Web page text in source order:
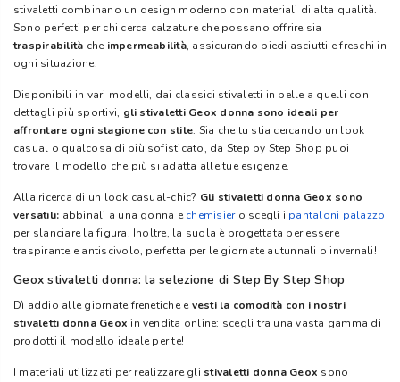
stivaletti combinano un design moderno con materiali di alta qualità.
Sono perfetti per chi cerca calzature che possano offrire sia
traspirabilità che impermeabilità, assicurando piedi asciutti e freschi in
ogni situazione.
Disponibili in vari modelli, dai classici stivaletti in pelle a quelli con
dettagli più sportivi, gli stivaletti Geox donna sono ideali per
affrontare ogni stagione con stile. Sia che tu stia cercando un look
casual o qualcosa di più sofisticato, da Step by Step Shop puoi
trovare il modello che più si adatta alle tue esigenze.
Alla ricerca di un look casual-chic? Gli stivaletti donna Geox sono
versatili: abbinali a una gonna e chemisiero scegli i pantaloni palazzo
per slanciare la figura! Inoltre, la suola è progettata per essere
traspirante e antiscivolo, perfetta per le giornate autunnali o invernali!
Geox stivaletti donna: la selezione di Step By Step Shop
Dì addio alle giornate frenetiche e vesti la comodità con i nostri
stivaletti donna Geox in vendita online: scegli tra una vasta gamma di
prodotti il modello ideale per te!
I materiali utilizzati per realizzare gli stivaletti donna Geox sono